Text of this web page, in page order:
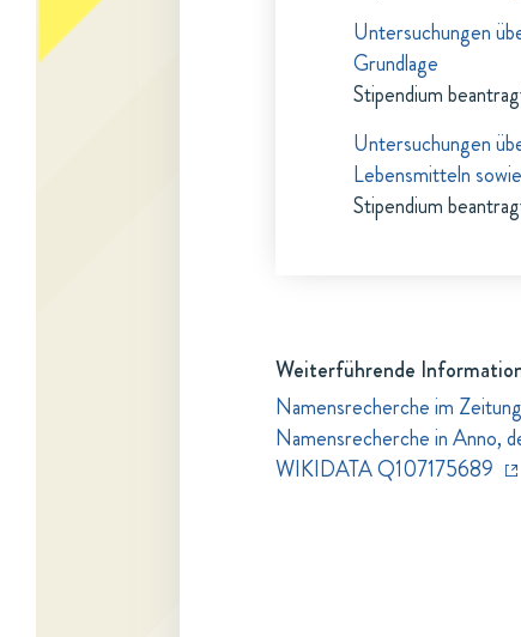
Untersuchungen
Grundlage
Stipendium
Untersuchungen
Lebensmitteln
Stipendium
Weiterführende
Namensrecherche im
Namensrecherche in Anno,
WIKIDATA Q107175689